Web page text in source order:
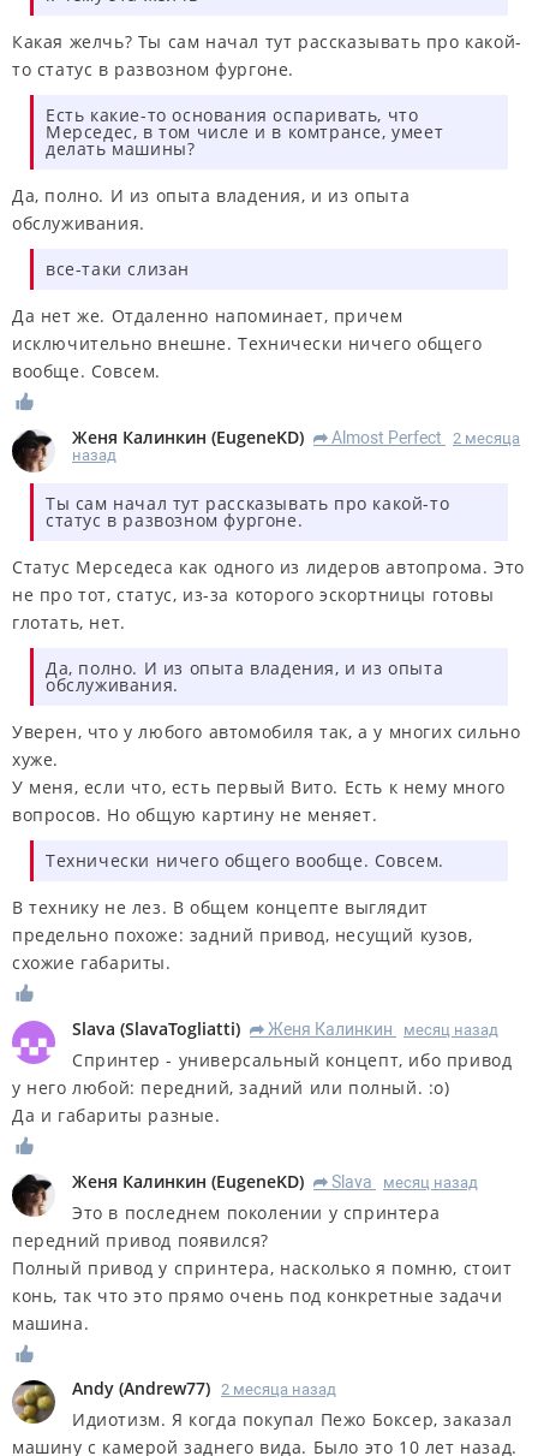
Какая желчь? Ты сам начал тут рассказывать про какой-
то статус в развозном фургоне.
Есть какие-то основания оспаривать, что
Мерседес, в том числе и в комтрансе, умеет
делать машины?
Да, полно. И из опыта владения, и из опыта
обслуживания.
все-таки слизан
Да нет же. Отдаленно напоминает, причем
исключительно внешне. Технически ничего общего
вообще. Совсем.
Женя Калинкин (EugeneKD) R Almost Perfect
2 месяца
назад
Ты сам начал тут рассказывать про какой-то
статус в развозном фургоне.
Статус Мерседеса как одного из лидеров автопрома. Это
не про тот, статус, из-за которого эскортницы готовы
глотать, нет.
Да, полно. И из опыта владения, и из опыта
обслуживания.
Уверен, что у любого автомобиля так, а у многих сильно
хуже.
У меня, если что, есть первый Вито. Есть к нему много
вопросов. Но общую картину не меняет.
Технически ничего общего вообще. Совсем.
В технику не лез. В общем концепте выглядит
предельно похоже: задний привод, несущий кузов,
схожие габариты.
Slava (SlavaTogliatti) R Женя Калинкин месяц назад
Спринтер - универсальный концепт, ибо привод
у него любой: передний, задний или полный. :о)
Да и габариты разные.
Женя Калинкин (EugeneKD) R Slava месяц назад
Это в последнем поколении у спринтера
передний привод появился?
Полный привод у спринтера, насколько я помню, стоит
конь, так что это прямо очень под конкретные задачи
машина.
Andy (Andrew77) 2 месяца назад
Идиотизм. Я когда покупал Пежо Боксер, заказал
машину с камерой заднего вида. Было это 10 лет назад.